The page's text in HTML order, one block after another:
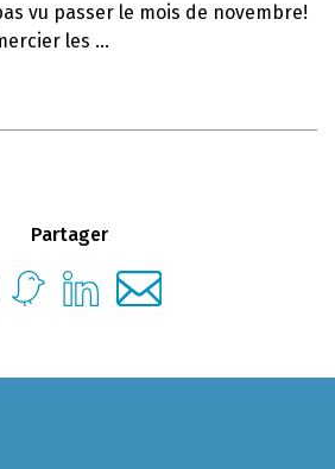
vu passer le mois de novembre!
les ...
Partager